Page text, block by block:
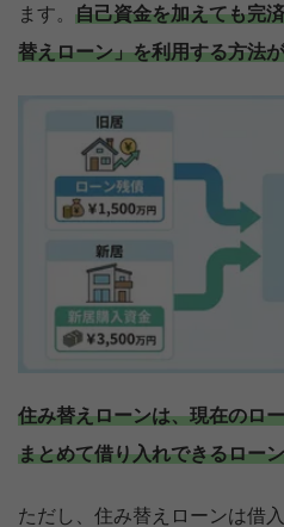
ます。 自己資金を加えても完
替えローン」を利用する方法
住み替えローンは、現在のロ
まとめて借り入れできるロー
ただし、住み替えローンは借